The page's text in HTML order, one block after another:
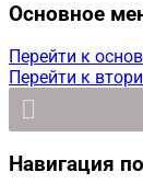
Основное
Перейти к
Перейти к
Навигация